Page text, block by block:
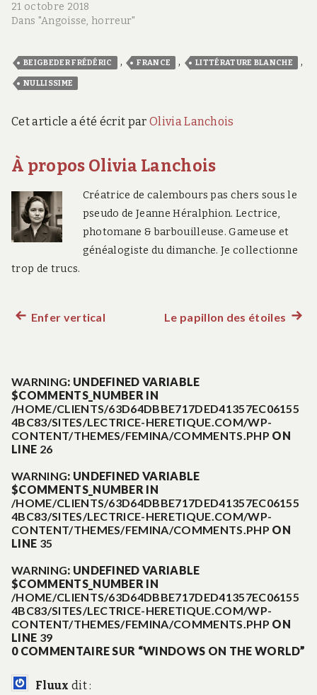
21 octobre 2018
Dans "Angoisse, horreur"
BEIGBEDER FRÉDÉRIC , FRANCE , LITTÉRATURE BLANCHE ,
NULLISSIME
Cet article a été écrit par Olivia Lanchois
À propos Olivia Lanchois
Créatrice de calembours pas chers sous le
pseudo de Jeanne Héralphion. Lectrice,
photomane & barbouilleuse. Gameuse et
généalogiste du dimanche. Je collectionne
trop de trucs.
l’article
Article
Enfer vertical Le papillon des étoiles
WARNING: UNDEFINED VARIABLE
$COMMENTS_NUMBER IN
/HOME/CLIENTS/63D64DBBE717DED41357EC06155
4BC83/SITES/LECTRICE-HERETIQUE.COM/WP-
CONTENT/THEMES/FEMINA/COMMENTS.PHP ON
LINE 26
WARNING: UNDEFINED VARIABLE
$COMMENTS_NUMBER IN
/HOME/CLIENTS/63D64DBBE717DED41357EC06155
4BC83/SITES/LECTRICE-HERETIQUE.COM/WP-
CONTENT/THEMES/FEMINA/COMMENTS.PHP ON
LINE 35
WARNING: UNDEFINED VARIABLE
$COMMENTS_NUMBER IN
/HOME/CLIENTS/63D64DBBE717DED41357EC06155
4BC83/SITES/LECTRICE-HERETIQUE.COM/WP-
CONTENT/THEMES/FEMINA/COMMENTS.PHP ON
LINE 39
0 COMMENTAIRE SUR “WINDOWS ON THE WORLD”
Fluux dit :